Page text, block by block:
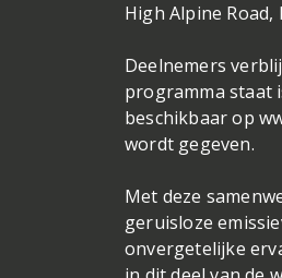
High Alpine Road,
Deelnemers
programma staat
beschikbaar op
wordt gegeven.
Met deze
geruisloze
onvergetelijke